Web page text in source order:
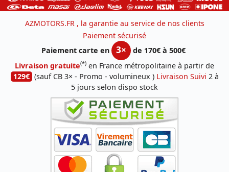
AZMOTORS.FR , la garantie au service de nos clients
Paiement sécurisé
Paiement carte en
3×
de 170€ à 500€
Livraison gratuite(*) en France métropolitaine à partir de
129€ (sauf CB 3× - Promo - volumineux ) Livraison Suivi 2 à
5 jours selon dispo stock